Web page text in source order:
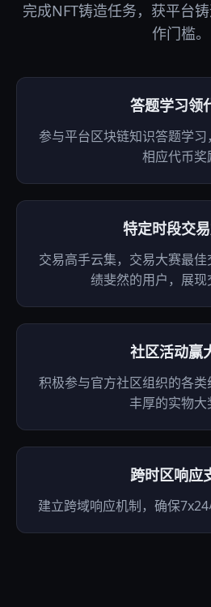
完成NFT铸造任务，获平台
作门槛。
答题学习领
参与平台区块链知识答题学
相应代币奖
特定时段交
交易高手云集，交易大赛最
绩斐然的用户，展现
社区活动赢
积极参与官方社区组织的各
丰厚的实物大
跨时区响应
建立跨域响应机制，确保7x24